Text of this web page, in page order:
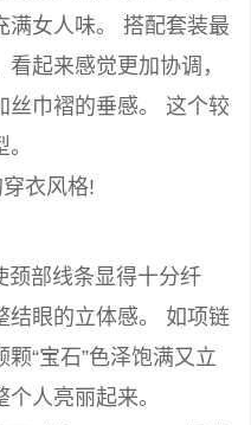
满女人味。 搭配套装最
起来感觉更加协调，
丝巾褶的垂感。 这个较
衣风格!
颈部线条显得十分纤
结眼的立体感。 如项链
“宝石”色泽饱满又立
人亮丽起来。